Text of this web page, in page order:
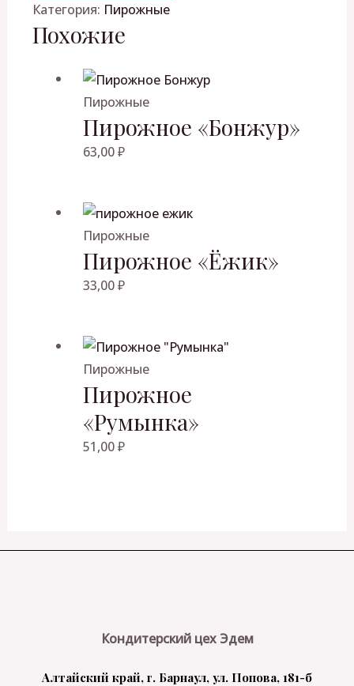
Категория: Пирожные
Похожие
Пирожные
Пирожное «Бонжур»
63,00₽
Пирожные
Пирожное «Ёжик»
33,00₽
Пирожные
Пирожное
«Румынка»
51,00₽
Кондитерский цех Эдем
Алтайский край, г. Барнаул, ул. Попова, 181-б